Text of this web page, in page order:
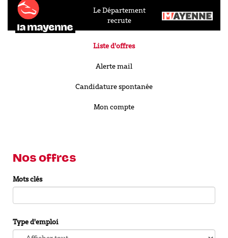
Le Département
recrute
Liste d'offres
Alerte mail
Candidature spontanée
Mon compte
Nos offres
Mots clés
Type d'emploi